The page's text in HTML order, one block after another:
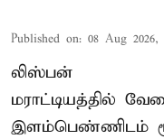
Published on: 08 Aug 2026,
லிஸ்பன்
மராட்டியத்தில்
இளம்பெண்ணிடம்